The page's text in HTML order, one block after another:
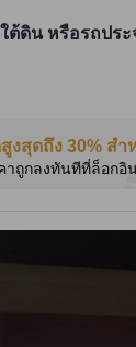
ต้ดิน หรือรถปร
งสุดถึง 30% ส
าถูกลงทันทีที่ล็อกอิ